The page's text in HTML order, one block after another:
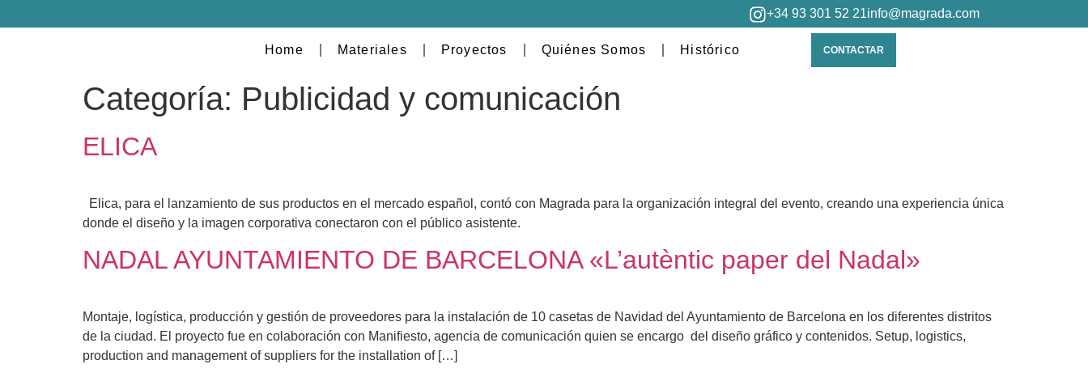
+34 93 301 52 21info@magrada.com
Home Materiales Proyectos Quiénes Somos Histórico CONTACTAR
Categoría: Publicidad y comunicación
ELICA
Elica, para el lanzamiento de sus productos en el mercado español, contó con Magrada para la organización integral del evento, creando una experiencia única
donde el diseño y la imagen corporativa conectaron con el público asistente.
NADAL AYUNTAMIENTO DE BARCELONA «L’autèntic paper del Nadal»
Montaje, logística, producción y gestión de proveedores para la instalación de 10 casetas de Navidad del Ayuntamiento de Barcelona en los diferentes distritos
de la ciudad. El proyecto fue en colaboración con Manifiesto, agencia de comunicación quien se encargo del diseño gráfico y contenidos. Setup, logistics,
production and management of suppliers for the installation of […]